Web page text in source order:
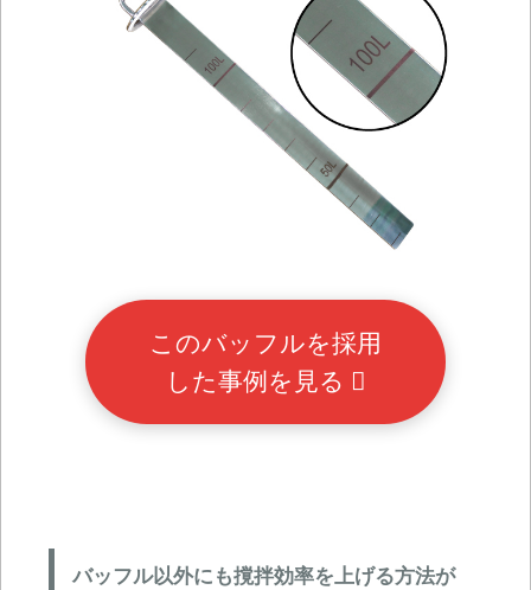
このバッフルを採用
した事例を見る
バッフル以外にも撹拌効率を上げる方法が